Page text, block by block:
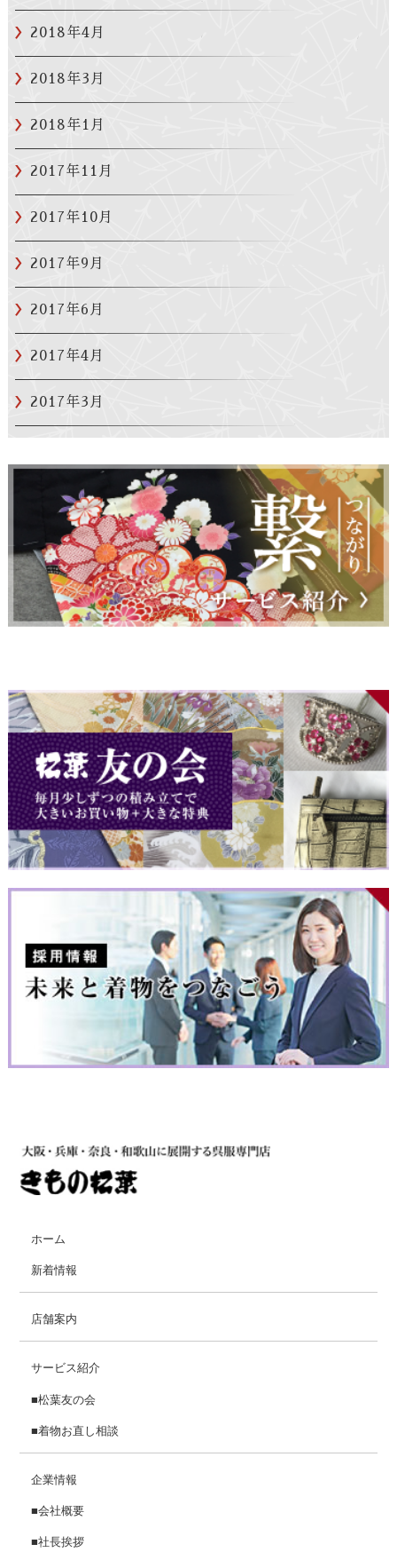
2018年4月
2018年3月
2018年1月
2017年11月
2017年10月
2017年9月
2017年6月
2017年4月
2017年3月
ホーム
新着情報
店舗案内
サービス紹介
■松葉友の会
■着物お直し相談
企業情報
■会社概要
■社長挨拶